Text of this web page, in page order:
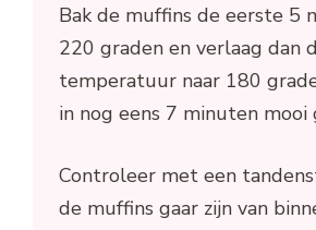
Bak de muffins de eerste 5
220 graden en verlaag dan
temperatuur naar 180
in nog eens 7 minuten mooi
Controleer met een
de muffins gaar zijn van